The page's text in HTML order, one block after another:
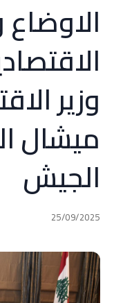
وزير
ميشال
الجيش
25/09/2025